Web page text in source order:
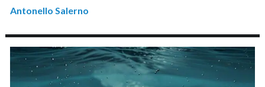
Antonello Salerno